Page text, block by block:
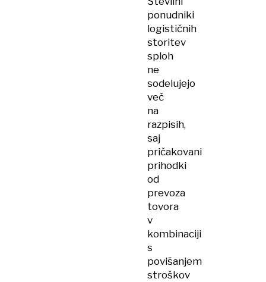
ponudniki
logističnih
storitev
sploh
ne
sodelujejo
več
na
razpisih,
saj
pričakovani
prihodki
od
prevoza
tovora
v
kombinaciji
s
povišanjem
stroškov